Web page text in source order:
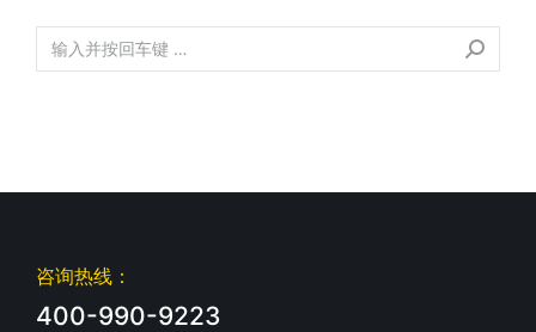
咨询热线：
400-990-9223